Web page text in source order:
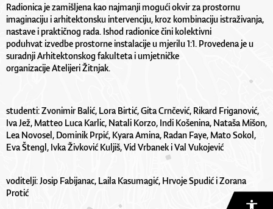
Radionica je zamišljena kao najmanji mogući okvir za prostornu
imaginaciju i arhitektonsku intervenciju, kroz kombinaciju istraživanja,
nastave i praktičnog rada. Ishod radionice čini kolektivni
poduhvat izvedbe prostorne instalacije u mjerilu 1:1. Provedena je u
suradnji Arhitektonskog fakulteta i umjetničke
organizacije Atelijeri Žitnjak.
studenti: Zvonimir Balić, Lora Birtić, Gita Crnčević, Rikard Friganović,
Iva Jež, Matteo Luca Karlic, Natali Korzo, Indi Košenina, Nataša Mišon,
Lea Novosel, Dominik Prpić, Kyara Amina, Radan Faye, Mato Sokol,
Eva Štengl, Ivka Živković Kuljiš, Vid Vrbanek i Val Vukojević
voditelji: Josip Fabijanac, Laila Kasumagić, Hrvoje Spudić i Zorana
Protić